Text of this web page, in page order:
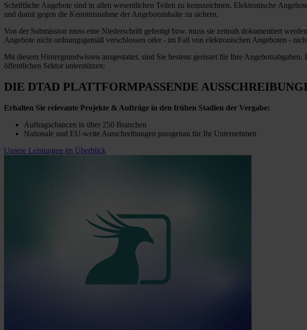
Schriftliche Angebote sind in allen wesentlichen Teilen zu kennzeichnen. Elektronische
und damit gegen die Kenntnisnahme der Angebotsinhalte zu sichern.
Von der Submission muss eine Niederschrift gefertigt bzw. muss sie zeitnah dokumentiert
Angebote nicht ordnungsgemäß verschlossen oder - im Fall von elektronischen Angeboten -
Mit diesem Hintergrundwissen ausgestattet, sind Sie bestens gerüstet für Ihre
öffentlichen Sektor unterstützen:
DIE DTAD PLATTFORMPASSENDE
Erhalten Sie relevante Projekte & Aufträge in den frühen Stadien der Vergabe:
Auftragschancen in über 250 Branchen
Nationale und EU-weite Ausschreibungen passgenau für Ihr Unternehmen
Unsere Leistungen im Überblick